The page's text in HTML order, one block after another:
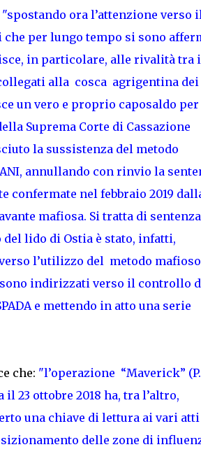
"spostando ora l’attenzione verso il
per lungo tempo si sono
in particolare, alle rivalità tra i
alla cosca agrigentina dei
un vero e proprio caposaldo
Suprema Corte di Cassazione
la sussistenza del metodo
annullando con rinvio la
confermate nel febbraio 2019
mafiosa. Si tratta di sentenza
lido di Ostia è stato, infatti,
l’utilizzo del metodo
indirizzati verso il controllo
e mettendo in atto una serie
che: "l’operazione “Maverick”
il 23 ottobre 2018 ha, tra l’altro,
una chiave di lettura ai vari atti
delle zone di